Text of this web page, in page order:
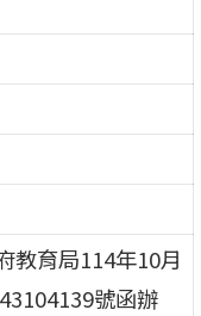
教育局114年10月
號函辦